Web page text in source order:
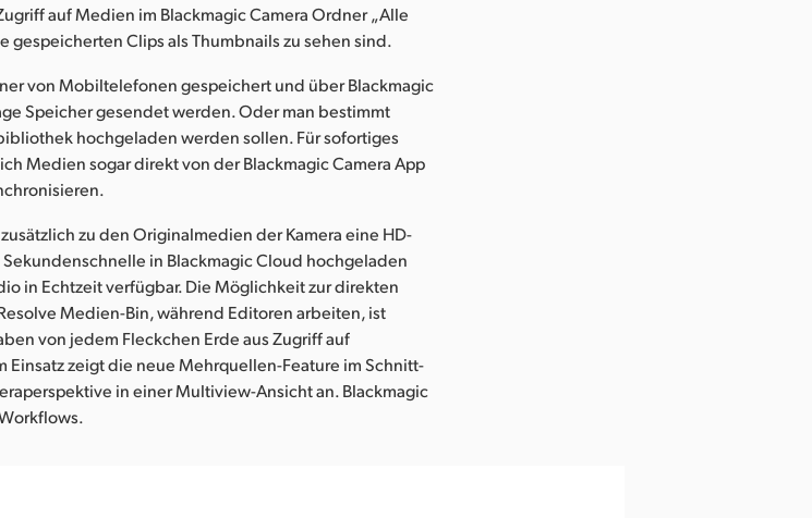
auf Medien im Blackmagic Camera Ordner „Alle
gespeicherten Clips als Thumbnails zu sehen sind.
von Mobiltelefonen gespeichert und über Blackmagic
Speicher gesendet werden. Oder man bestimmt
hochgeladen werden sollen. Für sofortiges
Medien sogar direkt von der Blackmagic Camera App
zu den Originalmedien der Kamera eine HD-
in Blackmagic Cloud hochgeladen
in Echtzeit verfügbar. Die Möglichkeit zur direkten
Medien-Bin, während Editoren arbeiten, ist
von jedem Fleckchen Erde aus Zugriff auf
Einsatz zeigt die neue Mehrquellen-Feature im Schnitt-
in einer Multiview-Ansicht an. Blackmagic